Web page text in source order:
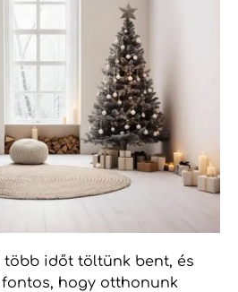
több időt töltünk bent, és
hogy otthonunk